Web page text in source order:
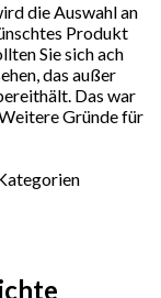
die Auswahl an
Produkt
Sie sich ach
das außer
Das war
Gründe für